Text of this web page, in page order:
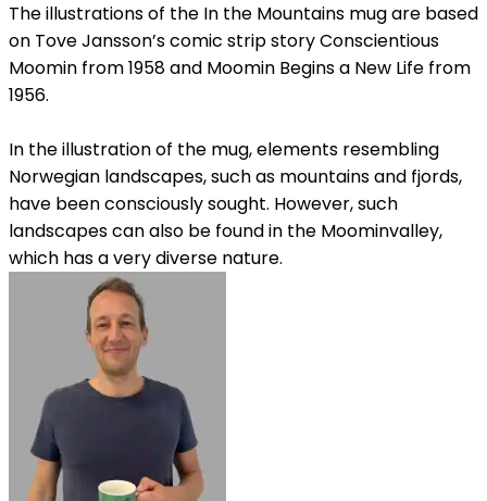
The illustrations of the In the Mountains mug are based
on Tove Jansson’s comic strip story Conscientious
Moomin from 1958 and Moomin Begins a New Life from
1956.
In the illustration of the mug, elements resembling
Norwegian landscapes, such as mountains and fjords,
have been consciously sought. However, such
landscapes can also be found in the Moominvalley,
which has a very diverse nature.